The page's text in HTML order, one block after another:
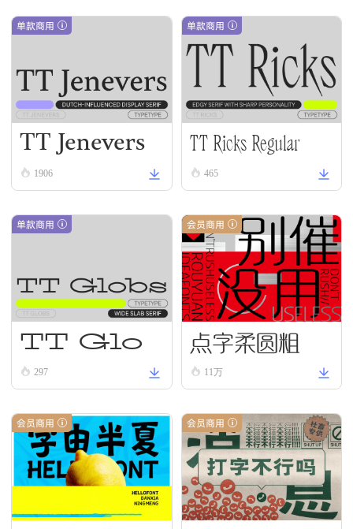
单款商用
TT Jenevers
Regular
1906
单款商用
TT Ricks Regular
465
单款商用
TT Glo
bs Reg
ular
297
会员商用
点字柔圆粗
11万
会员商用 会员商用